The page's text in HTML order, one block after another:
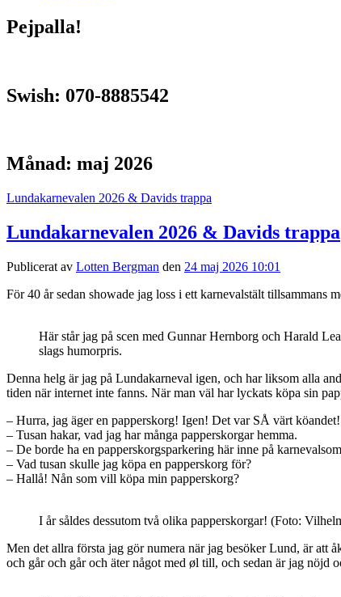
Pejpalla!
Swish: 070-8885542
Månad: maj 2026
Lundakarnevalen 2026 & Davids trappa
Lundakarnevalen 2026 & Davids trappa
Publicerat av Lotten Bergman den 24 maj 2026 10:01
För 40 år sedan showade jag loss i ett karnevalstält tillsammans
Här står jag på scen med Gunnar Hernborg och Harald
slags humorpris.
Denna helg är jag på Lundakarneval igen, och har liksom alla
tiden när internet inte fanns. När man väl har lyckats köpa sin
– Hurra, jag äger en papperskorg! Igen! Det var SÅ värt köandet!
– Tusan hakar, vad jag har många papperskorgar hemma.
– De borde ha en papperskorgsparkering här inne på
– Vad tusan skulle jag köpa en papperskorg för?
– Hallå! Nån som vill köpa min papperskorg?
I år såldes dessutom två olika papperskorgar! (Foto:
Men det allra första jag gör numera när jag besöker Lund, är att
och går och går och äter något med øl till, och sedan är jag nöjd